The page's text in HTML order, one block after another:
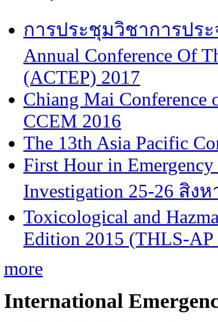
การประชุมวิชาการปร
Annual Conference Of
(ACTEP) 2017
Chiang Mai Conference
CCEM 2016
The 13th Asia Pacific
First Hour in
Investigation 25-26 สิง
Toxicological and
Edition 2015 (THLS-AP
more
International